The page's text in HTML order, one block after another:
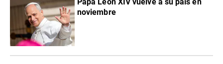
noviembre